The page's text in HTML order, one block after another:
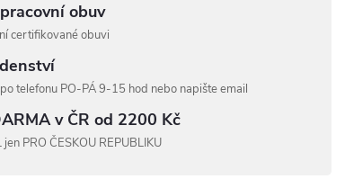
obuv
certifikované obuvi
telefonu PO-PÁ 9-15 hod nebo napište email
v ČR od 2200 Kč
PRO ČESKOU REPUBLIKU